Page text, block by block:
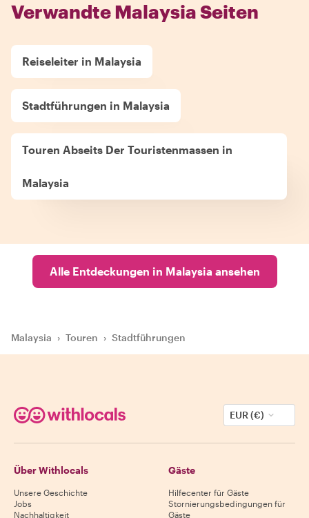
Verwandte Malaysia Seiten
Reiseleiter in Malaysia
Stadtführungen in Malaysia
Touren Abseits Der Touristenmassen in
Malaysia
Alle Entdeckungen in Malaysia ansehen
Malaysia › Touren › Stadtführungen
EUR (€)
Über Withlocals
Unsere Geschichte
Jobs
Nachhaltigkeit
Gäste
Hilfecenter für Gäste
Stornierungsbedingungen für
Gäste